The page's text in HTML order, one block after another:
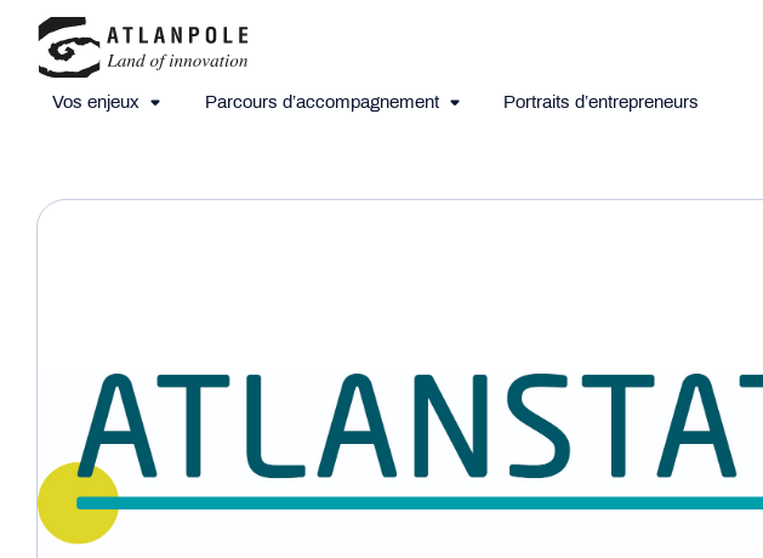
Vos enjeux Parcours d’accompagnement Portraits d’entrepreneurs